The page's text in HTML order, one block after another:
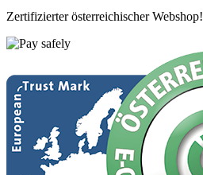
Zertifizierter österreichischer Webshop!